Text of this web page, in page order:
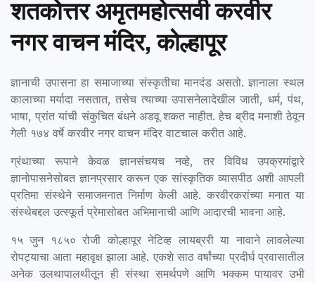
शतकोत्तर अमृतमहोत्सवी करवीर
नगर वाचन मंदिर, कोल्हापूर
ज्ञानाची उपासना हा समाजाच्या संस्कृतीचा मानदंड असतो. ज्ञानाला स्थल
कालाच्या मर्यादा नसतात, तसेच त्याच्या उपासनेलादेखील जाती, धर्म, पंथ,
भाषा, प्रांत यांची संकुचित बंधने अडवू शकत नाहीत. हेच ब्रीद मनाशी ठेवून
गेली १७४ वर्षे करवीर नगर वाचन मंदिर वाटचाल करीत आहे.
ग्रंथाच्या रूपाने केवळ ज्ञानसंचयच नव्हे, तर विविध उपक्रमांद्वारे
ज्ञानोपासनेसोबत ज्ञानप्रसार करून एक सांस्कृतिक व्यासपीठ अशी आपली
प्रतिमा संस्थेने समाजमनात निर्माण केली आहे. करवीरकरांच्या मनात या
संस्थेबद्दल उत्स्फूर्त प्रेमासोबत अभिमानाची आणि आदारची भावना आहे.
१५ जुन १८५० रोजी कोल्हापूर नेटिव्ह लायब्ररी या नावाने लावलेल्या
रोपट्याचा आता महावृक्ष झाला आहे. एकशे साठ वर्षांच्या प्रदीर्घ प्रवासातील
अनेक उलथापालथीतून ही संस्था समर्थपणे आणि भक्कम पायावर उभी